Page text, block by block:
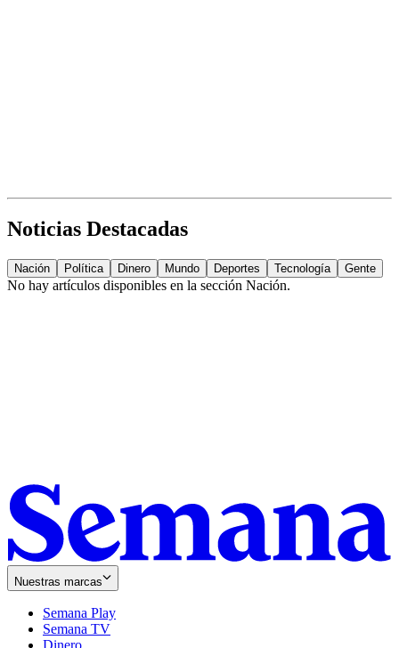
Noticias Destacadas
Nación Política Dinero Mundo Deportes Tecnología Gente
No hay artículos disponibles en la sección Nación.
Nuestras marcas
Semana Play
Semana TV
Dinero